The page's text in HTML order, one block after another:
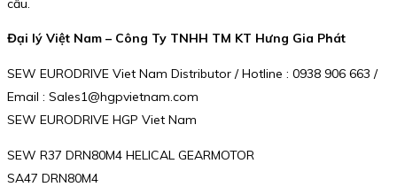
Đại lý Việt Nam – Công Ty TNHH TM KT Hưng Gia Phát
SEW EURODRIVE Viet Nam Distributor / Hotline : 0938 906 663 /
Email : Sales1@hgpvietnam.com
SEW EURODRIVE HGP Viet Nam
SEW R37 DRN80M4 HELICAL GEARMOTOR
SA47 DRN80M4